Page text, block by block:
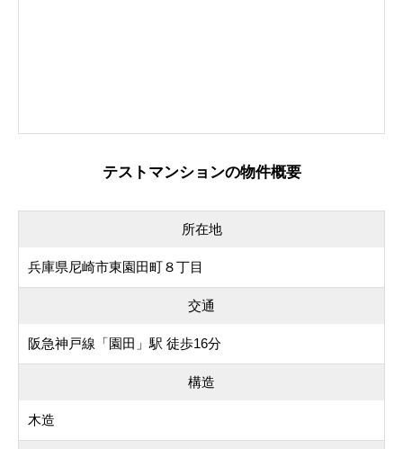
テストマンションの物件概要
所在地
兵庫県尼崎市東園田町８丁目
交通
阪急神戸線「園田」駅 徒歩16分
構造
木造